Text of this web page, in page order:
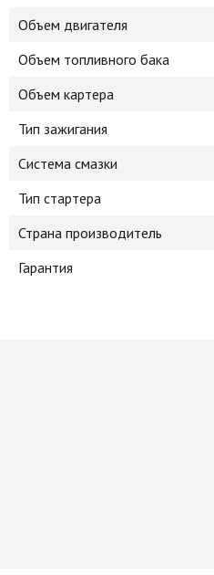
Объем двигателя
Объем топливного бака
Объем картера
Тип зажигания
Система смазки
Тип стартера
Страна производитель
Гарантия